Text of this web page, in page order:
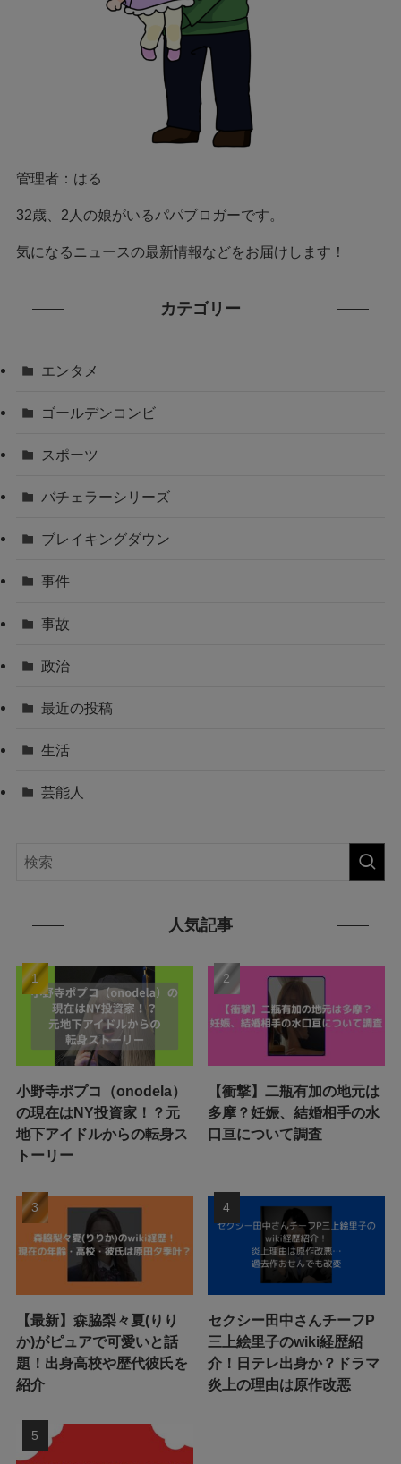
管理者：はる
32歳、2人の娘がいるパパブロガーです。
気になるニュースの最新情報などをお届けします！
カテゴリー
エンタメ
ゴールデンコンビ
スポーツ
バチェラーシリーズ
ブレイキングダウン
事件
事故
政治
最近の投稿
生活
芸能人
人気記事
小野寺ポプコ（onodela）
の現在はNY投資家！？元
地下アイドルからの転身ス
トーリー
【衝撃】二瓶有加の地元は
多摩？妊娠、結婚相手の水
口亘について調査
【最新】森脇梨々夏(りり
か)がピュアで可愛いと話
題！出身高校や歴代彼氏を
紹介
セクシー田中さんチーフP
三上絵里子のwiki経歴紹
介！日テレ出身か？ドラマ
炎上の理由は原作改悪